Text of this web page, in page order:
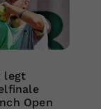
legt
Open